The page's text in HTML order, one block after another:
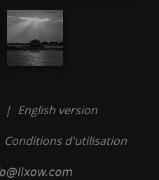
| English version
Conditions d'utilisation